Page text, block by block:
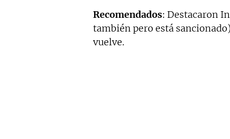
Recomendados: Destacaron
también pero está
vuelve.